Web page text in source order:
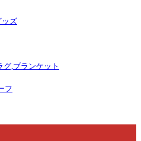
ッズ
グ,ブランケット
フ